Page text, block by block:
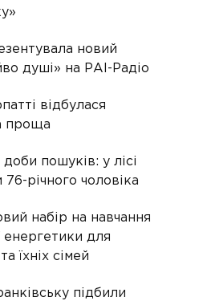
новий
душі» на РАІ-Радіо
відбулася
проща
пошуків: у лісі
річного чоловіка
набір на навчання
енергетики для
їхніх сімей
підбили